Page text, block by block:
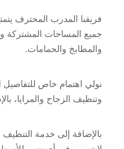
فريقنا المدرب المحترف
جميع المساحات المشتركة
والمطابخ والحمامات.
نولي اهتمام خاص للتفاصيل
وتنظيف الزجاج والمرايا،
بالإضافة إلى خدمة